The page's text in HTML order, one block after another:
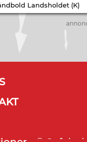
Landsholdet (K)